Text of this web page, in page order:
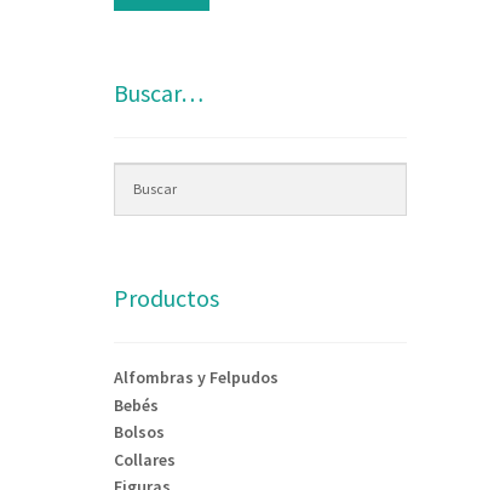
Buscar…
Productos
Alfombras y Felpudos
Bebés
Bolsos
Collares